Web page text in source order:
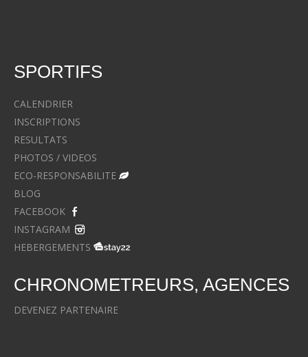
SPORTIFS
CALENDRIER
INSCRIPTIONS
RESULTATS
PHOTOS / VIDEOS
ECO-RESPONSABILITE
BLOG
FACEBOOK
INSTAGRAM
HEBERGEMENTS
CHRONOMETREURS, AGENCES
DEVENEZ PARTENAIRE